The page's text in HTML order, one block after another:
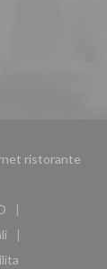
ristorante
finestra))
nuova finestra))
finestra))